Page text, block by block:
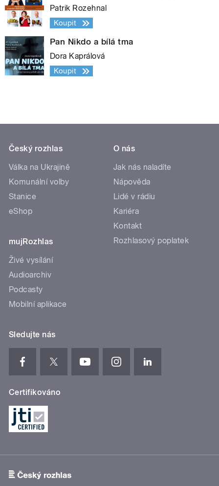
Patrik Rozehnal
Koupit
Pan Nikdo a bílá tma
Dora Kaprálová
Koupit
Český rozhlas
Válka na Ukrajině
Komunální volby
Stanice
eShop
mujRozhlas
Živé vysílání
Audioarchiv
Podcasty
Mobilní aplikace
O nás
Jak nás naladíte
Nápověda
Lidé v rádiu
Kariéra
Kontakt
Rozhlasový poplatek
Sledujte nás
Certifikováno